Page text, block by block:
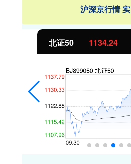
沪深京行情
北证50 1134.24